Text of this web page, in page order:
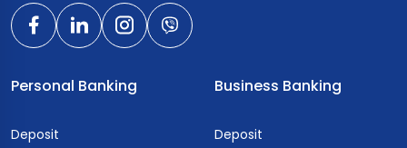
Personal Banking
Deposit
Business Banking
Deposit